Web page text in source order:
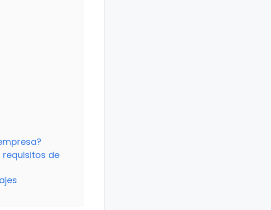
requisitos de